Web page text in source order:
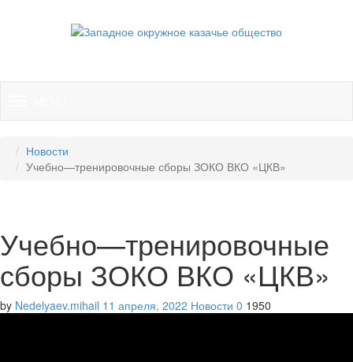
NAVIGATION
Новости
Учебно—тренировочные сборы ЗОКО ВКО «ЦКВ»
Учебно—тренировочные
сборы ЗОКО ВКО «ЦКВ»
by Nedelyaev.mihail 11 апреля, 2022 Новости 0 1950